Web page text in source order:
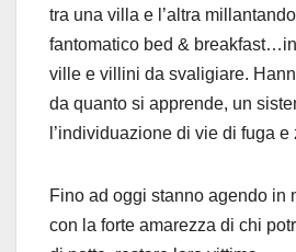
tra una villa e l’altra
fantomatico bed &
ville e villini da svaligiare.
da quanto si apprende, un
l’individuazione di vie di fuga e
Fino ad oggi stanno agendo in
con la forte amarezza di chi